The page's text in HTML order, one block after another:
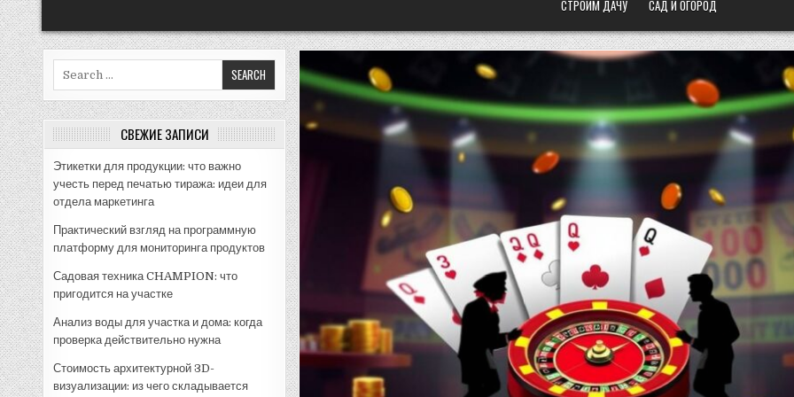
СТРОИМ ДАЧУ САД И ОГОРОД
СВЕЖИЕ ЗАПИСИ
Этикетки для продукции: что важно
учесть перед печатью тиража: идеи для
отдела маркетинга
Практический взгляд на программную
платформу для мониторинга продуктов
Садовая техника CHAMPION: что
пригодится на участке
Анализ воды для участка и дома: когда
проверка действительно нужна
Стоимость архитектурной 3D-
визуализации: из чего складывается